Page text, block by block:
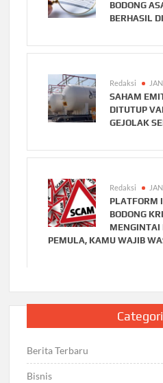
BODONG
BERHASIL
Redaksi
SAHAM
DITUTUP
GEJOLAK
Redaksi
PLATFORM
BODONG
MENGINTAI
PEMULA, KAMU WAJIB
Berita Terbaru
Bisnis